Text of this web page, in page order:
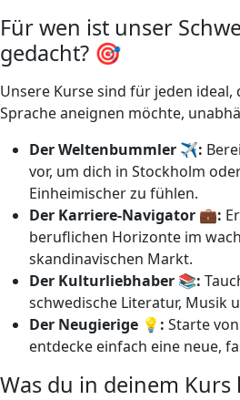
Für wen ist unser
gedacht? 🎯
Unsere Kurse sind für jeden ideal,
Sprache aneignen möchte,
Der Weltenbummler ✈️:
vor, um dich in Stockholm
Einheimischer zu fühlen.
Der Karriere-Navigator 💼:
beruflichen Horizonte im
skandinavischen Markt.
Der Kulturliebhaber 📚:
schwedische Literatur, Musik
Der Neugierige 💡: Starte
entdecke einfach eine neue,
Was du in deinem Kurs